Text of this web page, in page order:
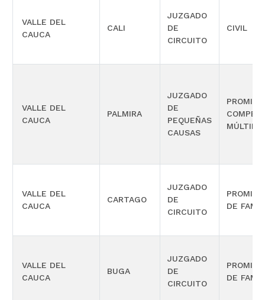
VALLE DEL
CAUCA
CALI
JUZGADO
DE
CIRCUITO
CIVIL
VALLE DEL
CAUCA
PALMIRA
JUZGADO
DE
PEQUEÑAS
CAUSAS
VALLE DEL
CAUCA
CARTAGO
JUZGADO
DE
CIRCUITO
DE
VALLE DEL
CAUCA
BUGA
JUZGADO
DE
CIRCUITO
DE